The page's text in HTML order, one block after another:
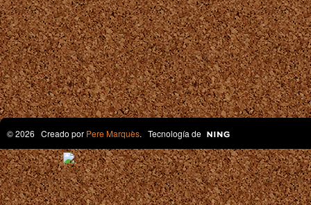
© 2026 Creado por Pere Marquès. Tecnología de